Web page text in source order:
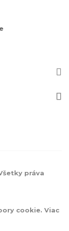








práva
cookie. Viac